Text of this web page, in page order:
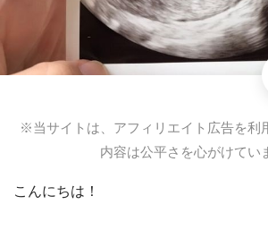
※当サイトは、アフィリエイト広告を利
内容は公平さを心がけてい
こんにちは！